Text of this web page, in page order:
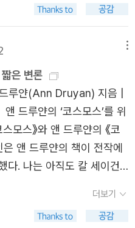
는 세상: 과학, 어둠 속의 촛
언스북스, 2016년)골든 레
는 칼 세이건(Carl Sagan)
수 있는 외계 생명체(외계
정식’을 제안한 프랭크 도
다. 창작 감독은 세이
모스>(Cosmos)를 제작
드에 실릴 인사말을 구성
다는 이혼했고, 세이건은
혼했다. 드루얀과 세이건
드로 묶일 수 있는, 우리가
실들에 대한 이야기들이 담
제들도 많이 등장하고(주로
측정에 대한 이야기가 나
지 다양한 내용이 담겼다.
들로 이야기를 하기 때문에
읽지는 못했지만 이 책의
에 독자의 시선을 끌 수 있
이다. 몇 개만 보면 이렇다.
같은 디저트에도 도축장의
젤라틴은 도축하고 남은
석회수에 석 달가량 담가서
은 변론
루얀(Ann Druyan) 지음 |
앤 드루얀의 책이 전작에
다. 나는 아직도 칼 세이건
다만 나는 앤 드루얀의 신간
후기로 정리해보고자 한다.
더보기